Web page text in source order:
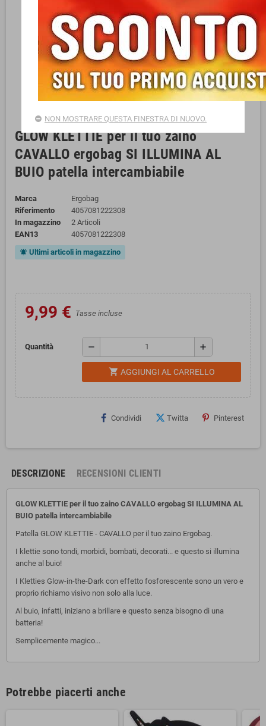
GLOW KLETTIE per il tuo zaino
CAVALLO ergobag SI ILLUMINA AL
BUIO patella intercambiabile
Marca
Ergobag
Riferimento
4057081222308
In magazzino
2 Articoli
EAN13
4057081222308
notifications_active Ultimi articoli in magazzino
9,99 € Tasse incluse
Quantità remove add
shopping_cart AGGIUNGI AL CARRELLO
Condividi Twitta Pinterest
DESCRIZIONE RECENSIONI CLIENTI
GLOW KLETTIE per il tuo zaino CAVALLO ergobag SI ILLUMINA AL
BUIO patella intercambiabile
Patella GLOW KLETTIE - CAVALLO per il tuo zaino Ergobag.
I klettie sono tondi, morbidi, bombati, decorati... e questo si illumina
anche al buio!
I Kletties Glow-in-the-Dark con effetto fosforescente sono un vero e
proprio richiamo visivo non solo alla luce.
Al buio, infatti, iniziano a brillare e questo senza bisogno di una
batteria!
Semplicemente magico...
Potrebbe piacerti anche
NON MOSTRARE QUESTA FINESTRA DI NUOVO.